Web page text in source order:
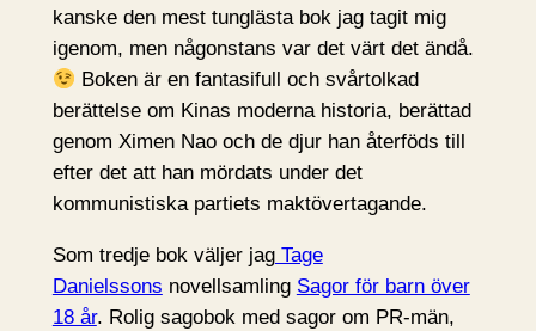
kanske den mest tunglästa bok jag tagit mig
igenom, men någonstans var det värt det ändå.
Boken är en fantasifull och svårtolkad
berättelse om Kinas moderna historia, berättad
genom Ximen Nao och de djur han återföds till
efter det att han mördats under det
kommunistiska partiets maktövertagande.
Som tredje bok väljer jagTage
Danielssons novellsamling Sagor för barn över
18 år. Rolig sagobok med sagor om PR-män,